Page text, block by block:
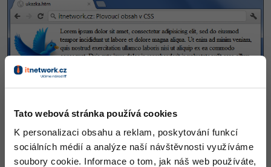
Tato webová stránka používá cookies
K personalizaci obsahu a reklam, poskytování funkcí
sociálních médií a analýze naší návštěvnosti využíváme
soubory cookie. Informace o tom, jak náš web používáte,
Bez plavání by obrázek vypadal takto: